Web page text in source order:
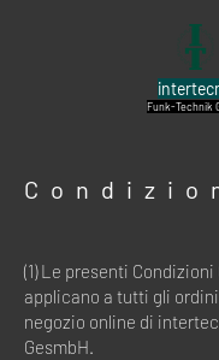
Funk-Technik
(1) Le presenti Condizioni
applicano a tutti gli
negozio online di
GesmbH.